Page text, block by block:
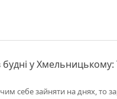
у Хмельницькому:
себе зайняти на днях, то